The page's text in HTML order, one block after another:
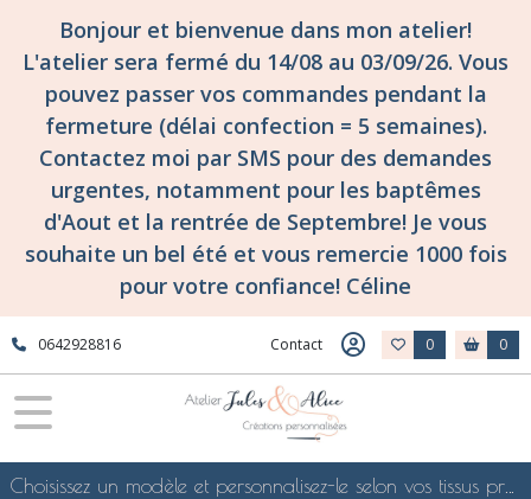
Bonjour et bienvenue dans mon atelier!
L'atelier sera fermé du 14/08 au 03/09/26. Vous
pouvez passer vos commandes pendant la
fermeture (délai confection = 5 semaines).
Contactez moi par SMS pour des demandes
urgentes, notamment pour les baptêmes
d'Aout et la rentrée de Septembre! Je vous
souhaite un bel été et vous remercie 1000 fois
pour votre confiance! Céline
0642928816 Contact 0 0
Choisissez un modèle et personnalisez-le selon vos tissus préférés de mes collections en ligne, je le confectionnerai selon vos souhaits